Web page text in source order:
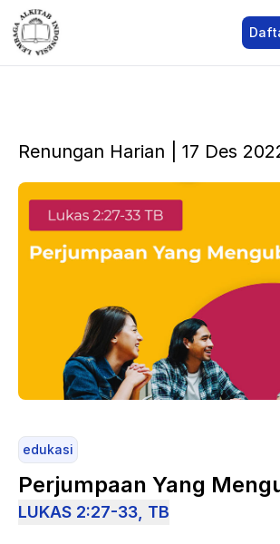
Renungan Harian | 17 Des
edukasi
Perjumpaan Yang
LUKAS 2:27-33, TB